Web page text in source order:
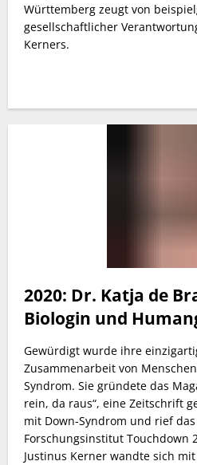
Württemberg zeugt von
gesellschaftlicher
Kerners.
2020: Dr. Katja de
Biologin und
Gewürdigt wurde ihre
Zusammenarbeit von
Syndrom. Sie gründete das
rein, da raus“, eine Zeitschrift
mit Down-Syndrom und rief
Forschungsinstitut Touchdown
Justinus Kerner wandte sich